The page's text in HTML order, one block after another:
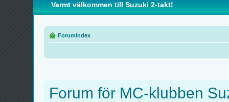
Varmt välkommen till Suzuki 2-takt!
Forumindex
Forum för MC-klubben